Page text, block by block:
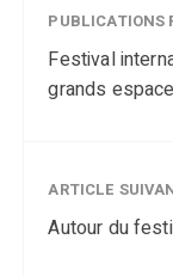
PUBLICATIONS
Festival
grands
ARTICLE
Autour du